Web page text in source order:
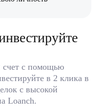
счет с помощью
в 2 клика в
с высокой
Loanch.